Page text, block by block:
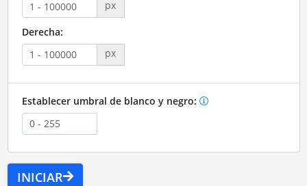
px
Derecha:
px
Establecer umbral de blanco y negro:
INICIAR